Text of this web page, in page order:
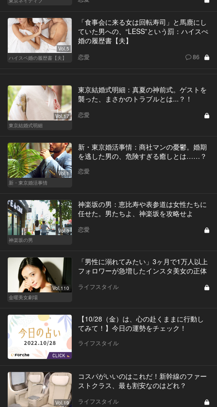
Vol.5
ハイスペ婚の履歴書【夫】
「食事会に来る女は回転寿司」と馬鹿にし
ていた男への、“LESS”という罰：ハイスぺ
婚の履歴書【夫】
恋愛 86
Vol.17
東京結婚式明細
東京結婚式明細：真夏の神前式。ゲストを
襲った、まさかのトラブルとは...？！
恋愛
Vol.1
新・東京婚活事情
新・東京婚活事情：商社マンの憂鬱。婚期
を逃した男の、危険すぎる癒しとは……？
恋愛
Vol.3
神楽坂の男
神楽坂の男：恵比寿や表参道は女性たちに
任せた。男たちよ、神楽坂を攻略せよ
恋愛
Vol.110
金曜美女劇場
「男性に溺れてみたい」3ヶ月で1万人以上
フォロワーが急増したインスタ美女の正体
ライフスタイル
【10/28（金）は、心の赴くままに行動し
てみて！】今日の運勢をチェック！
ライフスタイル
Vol.19
コスパがいいのはこれだ！新幹線のファー
ストクラス、最も割安なのはどれ？
ライフスタイル